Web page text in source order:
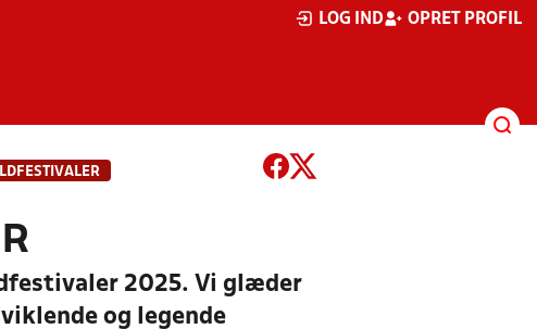
LOG IND OPRET PROFIL
2025. Vi glæder
og legende